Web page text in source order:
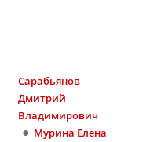
Сарабьянов
Дмитрий
Владимирович
Мурина Елена